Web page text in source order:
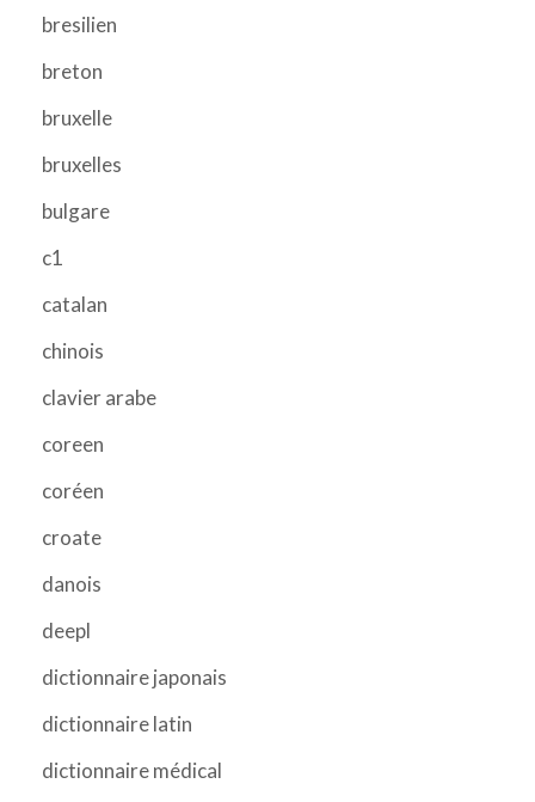
bresilien
breton
bruxelle
bruxelles
bulgare
c1
catalan
chinois
clavier arabe
coreen
coréen
croate
danois
deepl
dictionnaire japonais
dictionnaire latin
dictionnaire médical